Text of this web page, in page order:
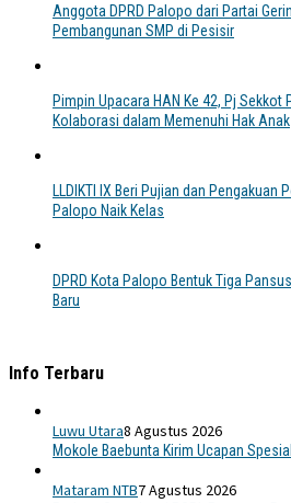
Anggota DPRD Palopo dari Partai
Pembangunan SMP di Pesisir
Pimpin Upacara HAN Ke 42, Pj Sekkot
Kolaborasi dalam Memenuhi Hak Anak
LLDIKTI IX Beri Pujian dan Pengakuan
Palopo Naik Kelas
DPRD Kota Palopo Bentuk Tiga
Baru
Info Terbaru
Luwu Utara8 Agustus 2026
Mokole Baebunta Kirim Ucapan
Mataram NTB7 Agustus 2026